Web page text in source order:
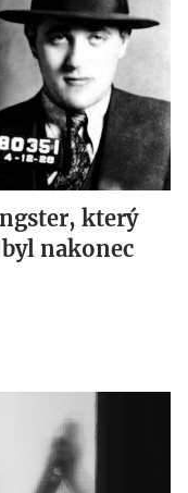
který
nakonec